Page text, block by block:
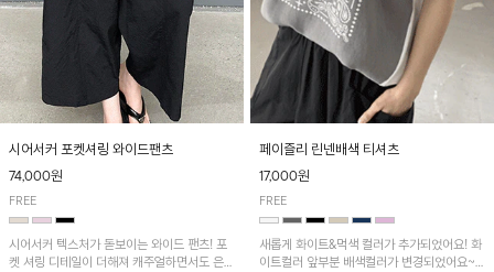
시어서커 포켓셔링 와이드팬츠
74,000원
FREE
시어서커 텍스처가 돋보이는 와이드 팬츠! 포
켓 셔링 디테일이 더해져 캐주얼하면서도 은은
페이즐리 린넨배색 티셔츠
17,000원
FREE
새롭게 화이트&먹색 컬러가 추가되었어요! 화
이트컬러 앞부분 배색컬러가 변경되었어요~